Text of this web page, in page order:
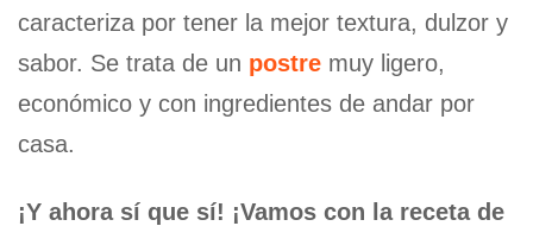
caracteriza por tener la mejor textura, dulzor y
sabor. Se trata de un postre muy ligero,
económico y con ingredientes de andar por
casa.
¡Y ahora sí que sí! ¡Vamos con la receta de